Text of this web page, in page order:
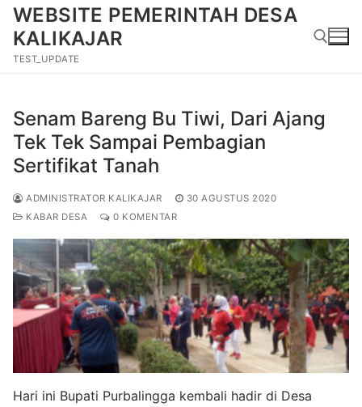
Lompat
konten
WEBSITE PEMERINTAH DESA
KALIKAJAR
TEST_UPDATE
Senam Bareng Bu Tiwi, Dari Ajang
Tek Tek Sampai Pembagian
Sertifikat Tanah
ADMINISTRATOR KALIKAJAR
30 AGUSTUS 2020
KABAR DESA
0 KOMENTAR
Hari ini Bupati Purbalingga kembali hadir di Desa